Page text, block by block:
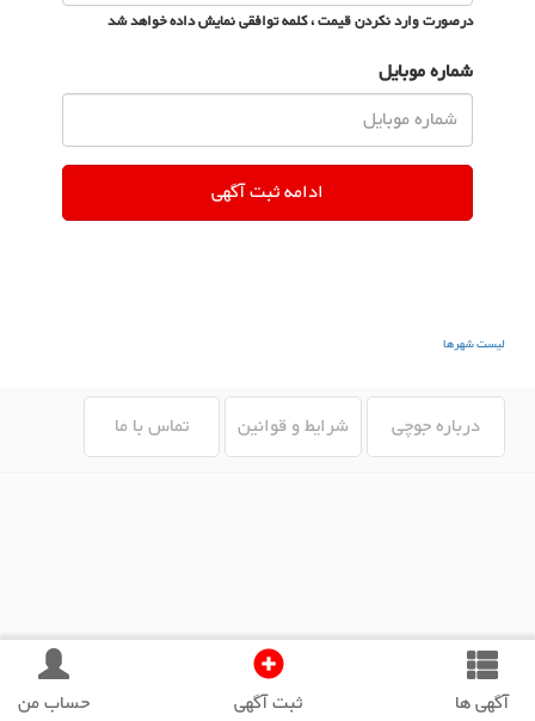
درصورت وارد نکردن قیمت ، کلمه توافقی نمایش داده خواهد شد
شماره موبایل
لیست شهرها
درباره جوچی شرایط و قوانین تماس با ما
آگهی ها ثبت آگهی حساب من